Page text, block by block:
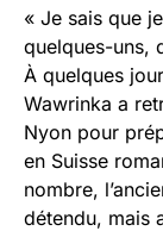
« Je sais que
quelques-uns,
À quelques
Wawrinka a
Nyon pour
en Suisse
nombre,
détendu, mais